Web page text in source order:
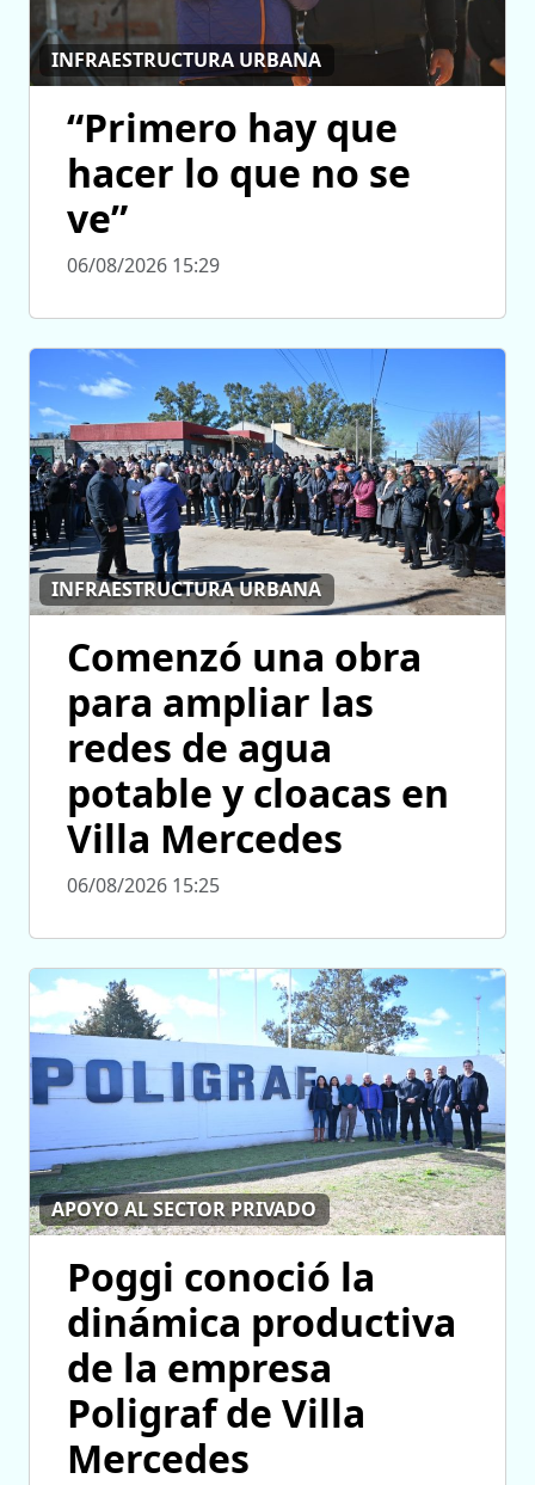
INFRAESTRUCTURA URBANA
“Primero hay que
hacer lo que no se
ve”
06/08/2026 15:29
INFRAESTRUCTURA URBANA
Comenzó una obra
para ampliar las
redes de agua
potable y cloacas en
Villa Mercedes
06/08/2026 15:25
APOYO AL SECTOR PRIVADO
Poggi conoció la
dinámica productiva
de la empresa
Poligraf de Villa
Mercedes